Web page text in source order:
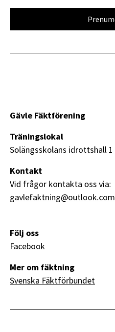
Gävle Fäktförening
Träningslokal
Solängsskolans idrottshall 1
Kontakt
Vid frågor kontakta oss via:
gavlefaktning@outlook.com
Följ oss
Facebook
Mer om fäktning
Svenska Fäktförbundet